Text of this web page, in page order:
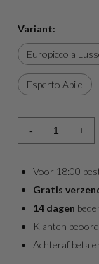
Variant:
Europiccola
Esperto Abile
- +
Voor 18:00
Gratis
14 dagen
Klanten
Achteraf